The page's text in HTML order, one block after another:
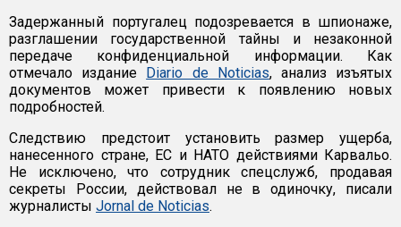
Задержанный португалец подозревается в шпионаже,
разглашении государственной тайны и незаконной
передаче конфиденциальной информации. Как
отмечало издание Diario de Noticias, анализ изъятых
документов может привести к появлению новых
подробностей.
Следствию предстоит установить размер ущерба,
нанесенного стране, ЕС и НАТО действиями Карвальо.
Не исключено, что сотрудник спецслужб, продавая
секреты России, действовал не в одиночку, писали
журналисты Jornal de Noticias.